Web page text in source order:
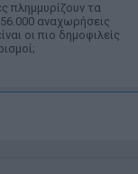
πλημμυρίζουν τα
αναχωρήσεις
οι πιο δημοφιλείς